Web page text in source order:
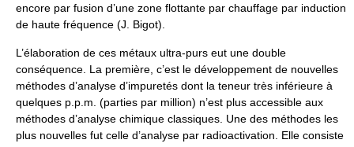
encore par fusion d’une zone flottante par chauffage par induction
de haute fréquence (J. Bigot).
L’élaboration de ces métaux ultra-purs eut une double
conséquence. La première, c’est le développement de nouvelles
méthodes d’analyse d’impuretés dont la teneur très inférieure à
quelques p.p.m. (parties par million) n’est plus accessible aux
méthodes d’analyse chimique classiques. Une des méthodes les
plus nouvelles fut celle d’analyse par radioactivation. Elle consiste